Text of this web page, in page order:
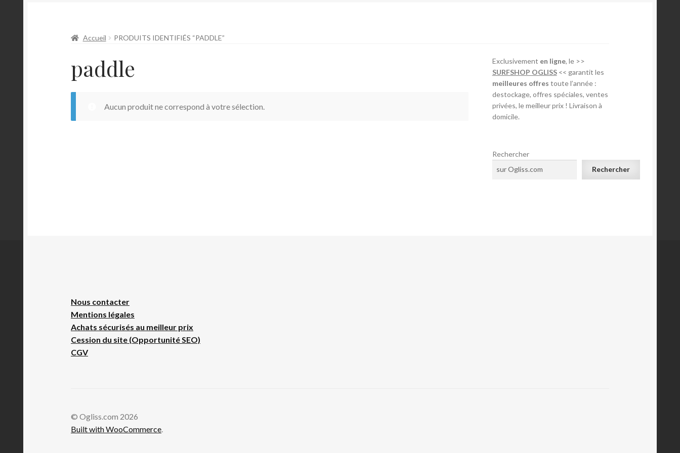
Accueil PRODUITS IDENTIFIÉS “PADDLE”
paddle
Aucun produit ne correspond à votre sélection.
Exclusivement en ligne, le >>
SURFSHOP OGLISS<< garantit les
meilleures offres toute l’année :
destockage, offres spéciales, ventes
privées, le meilleur prix ! Livraison à
domicile.
Rechercher
Rechercher
Nous contacter
Mentions légales
Achats sécurisés au meilleur prix
Cession du site (Opportunité SEO)
CGV
© Ogliss.com 2026
Built with WooCommerce.